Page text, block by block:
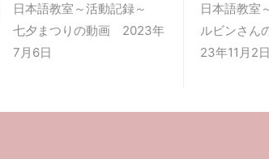
日本語教室～活動記録～
七夕まつりの動画 2023年
7月6日
日本語教室
ルビンさ
23年11月2日